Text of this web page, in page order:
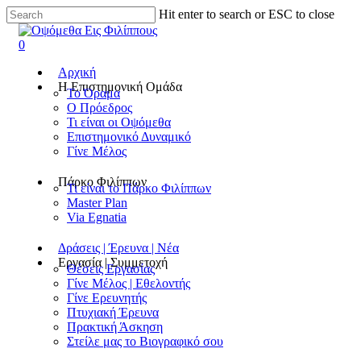
Hit enter to search or ESC to close
0
Αρχική
Η Επιστημονική Ομάδα
Το Όραμα
Ο Πρόεδρος
Τι είναι οι Οψόμεθα
Επιστημονικό Δυναμικό
Γίνε Μέλος
Πάρκο Φιλίππων
Τι είναι το Πάρκο Φιλίππων
Master Plan
Via Egnatia
Δράσεις | Έρευνα | Νέα
Εργασία | Συμμετοχή
Θέσεις Εργασίας
Γίνε Μέλος | Εθελοντής
Γίνε Ερευνητής
Πτυχιακή Έρευνα
Πρακτική Άσκηση
Στείλε μας το Βιογραφικό σου